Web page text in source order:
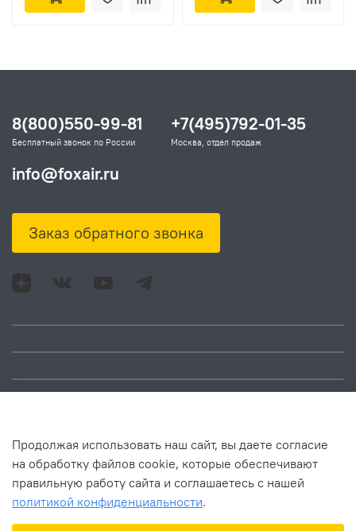
В корзину
Адрес: Москва, ул.
8(800)550-99-81
Бесплатный звонок по России
+7(495)792-01-35
Москва, отдел продаж
info@foxair.ru
Заказ обратного звонка
Продолжая использовать наш сайт, вы даете согласие
на обработку файлов cookie, которые обеспечивают
правильную работу сайта и соглашаетесь с нашей
политикой конфиденциальности.